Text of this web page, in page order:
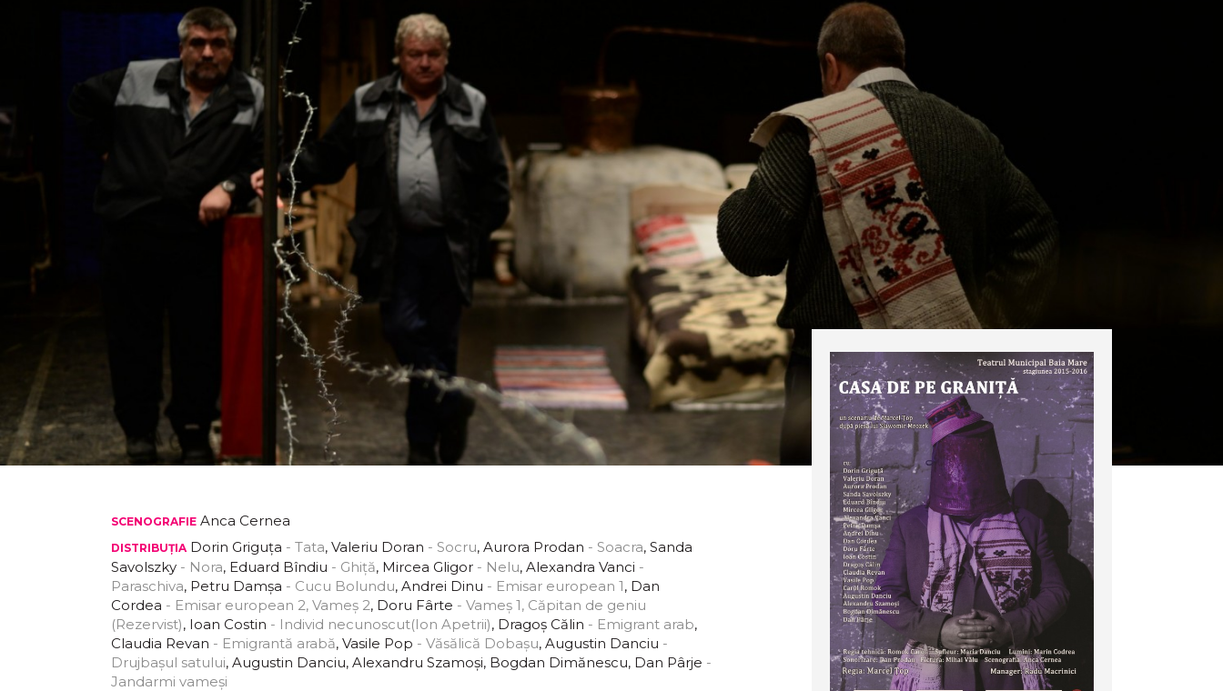
SCENOGRAFIE Anca Cernea
DISTRIBUȚIA Dorin Griguța - Tata, Valeriu Doran - Socru, Aurora Prodan - Soacra, Sanda
Savolszky - Nora, Eduard Bîndiu - Ghiță, Mircea Gligor - Nelu, Alexandra Vanci -
Paraschiva, Petru Damșa - Cucu Bolundu, Andrei Dinu - Emisar european 1, Dan
Cordea - Emisar european 2, Vameș 2, Doru Fârte - Vameș 1, Căpitan de geniu
(Rezervist), Ioan Costin - Individ necunoscut(Ion Apetrii), Dragoș Călin - Emigrant arab,
Claudia Revan - Emigrantă arabă, Vasile Pop - Văsălică Dobașu, Augustin Danciu -
Drujbașul satului, Augustin Danciu, Alexandru Szamoși, Bogdan Dimănescu, Dan Pârje -
Jandarmi vameși